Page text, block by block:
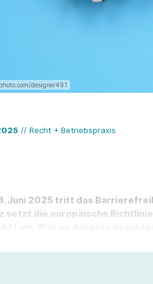
designer491
// Recht + Betriebspraxis
Juni 2025 tritt das
setzt die europäische